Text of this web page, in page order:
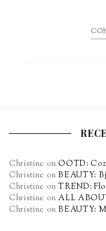
Christine on OOTD:
Christine onBEAUTY:
Christine onTREND:
Christine on ALL
Christine onBEAUTY: